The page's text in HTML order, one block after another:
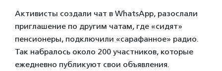
Активисты создали чат в WhatsApp, разослали
приглашение по другим чатам, где «сидят»
пенсионеры, подключили «сарафанное» радио.
Так набралось около 200 участников, которые
ежедневно публикуют свои объявления.